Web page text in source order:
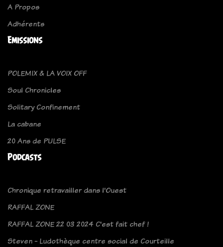
A Propos
Adhérents
Emissions
POLEMIX & LA VOIX OFF
Soul Chronicles
Solitary Confinement
La cabane
20 Ans de PULSE
Podcasts
Chronique retravailler dans l'Ouest
RAFFAL ZONE
RAFFAL ZONE 22 03 2024 C'est fait chef !
Steven - Ludothèque centre social de Courteille